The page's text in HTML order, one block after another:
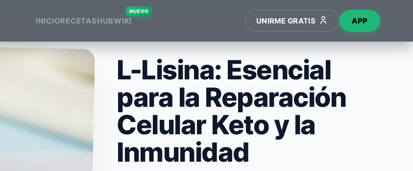
INICIORECETASHUBWIKI
NUEVO
UNIRME GRATIS APP
L-Lisina: Esencial
para la Reparación
Celular Keto y la
Inmunidad